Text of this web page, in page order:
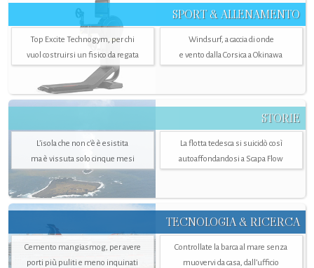
SPORT & ALLENAMENTO
Top Excite Technogym, per chi
vuol costruirsi un fisico da regata
Windsurf, a caccia di onde
e vento dalla Corsica a Okinawa
STORIE
L’isola che non c'è è esistita
ma è vissuta solo cinque mesi
La flotta tedesca si suicidò così
autoaffondandosi a Scapa Flow
TECNOLOGIA & RICERCA
Cemento mangiasmog, per avere
porti più puliti e meno inquinati
Controllate la barca al mare senza
muovervi da casa, dall’ufficio